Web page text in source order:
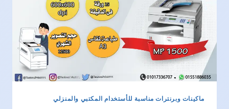
ماكينات وبرنترات مناسبة للأستخدام المكتبي والمنزلي